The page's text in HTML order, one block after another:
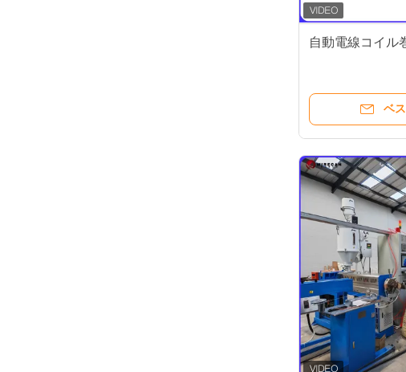
自動電線コイル
ベ